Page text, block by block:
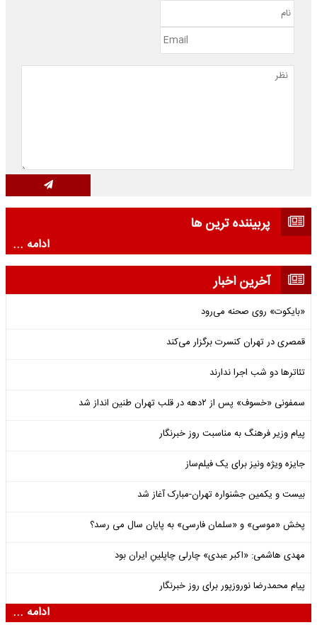
پربیننده ترین ها
ادامه ...
آخرین اخبار
«بایکوت» روی صحنه می‌رود
قمصری در تهران کنسرت برگزار می‌کند
تئاترها دو شب اجرا ندارند
سمفونی «خسوف» پس از ۲دهه در قلب تهران طنین انداز شد
پیام وزیر فرهنگ به مناسبت روز خبرنگار
جایزه ویژه ونیز برای یک فیلم‌ساز
بیست و یکمین جشنواره تهران-مبارک آغاز شد
پخش «موسی» و «سلمان فارسی» به پایان سال می رسد؟
مهدی هاشمی: «اکبر عبدی» چارلی چاپلینِ ایران بود
پیام محمدرضا نوروزپور برای روز خبرنگار
ادامه ...